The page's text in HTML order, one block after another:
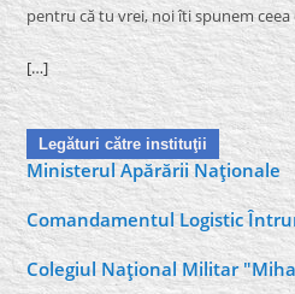
pentru că tu vrei, noi îti spunem ceea
[…]
Legături către instituţii
Ministerul Apărării Naţionale
Comandamentul Logistic
Colegiul Naţional Militar